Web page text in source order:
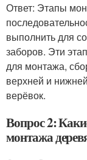
Ответ: Этапы
выполнить для
заборов. Эти
для монтажа,
верхней и
верёвок.
Вопрос 2:
монтажа